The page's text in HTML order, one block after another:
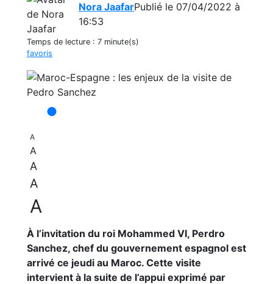
Nora JaafarPublié le 07/04/2022 à
16:53
Temps de lecture : 7 minute(s)
favoris
A
A
A
A
A
À l’invitation du roi Mohammed VI, Perdro
Sanchez, chef du gouvernement espagnol est
arrivé ce jeudi au Maroc. Cette visite
intervient à la suite de l’appui exprimé par